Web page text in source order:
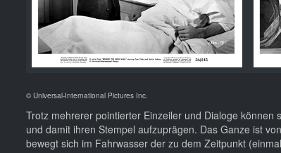
© Universal-International Pictures Inc.
Trotz mehrerer pointierter Einzeiler und Dialoge
und damit ihren Stempel aufzuprägen. Das Ganze ist
bewegt sich im Fahrwasser der zu dem Zeitpunkt